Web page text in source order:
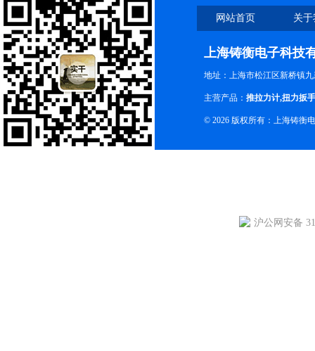
网站首页 关
上海铸衡电子科技
地址：上海市松江区新桥镇
主营产品： 推拉力计,扭力扳手
© 2026 版权所有：上海铸衡
沪公网安备